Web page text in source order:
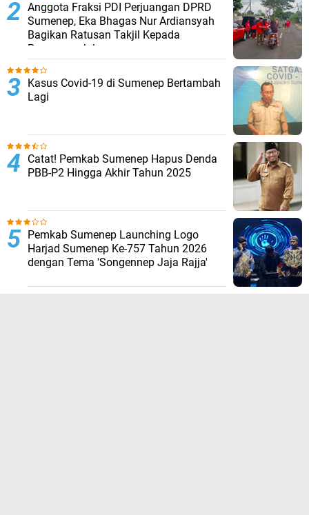
Anggota Fraksi PDI Perjuangan DPRD
Sumenep, Eka Bhagas Nur Ardiansyah
Bagikan Ratusan Takjil Kepada
Pengguna Jalan
Kasus Covid-19 di Sumenep Bertambah
Lagi
Catat! Pemkab Sumenep Hapus Denda
PBB-P2 Hingga Akhir Tahun 2025
Pemkab Sumenep Launching Logo
Harjad Sumenep Ke-757 Tahun 2026
dengan Tema 'Songennep Jaja Rajja'